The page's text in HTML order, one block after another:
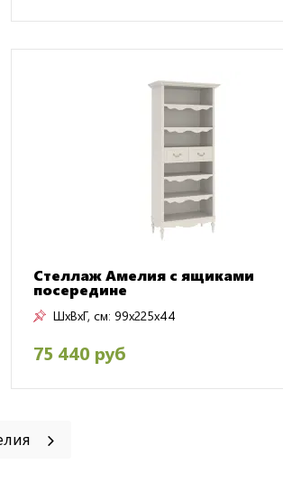
Стеллаж Амелия с ящиками
посередине
ШxВxГ, см: 99x225x44
75 440 руб